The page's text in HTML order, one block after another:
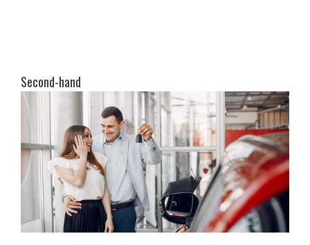
Second-hand